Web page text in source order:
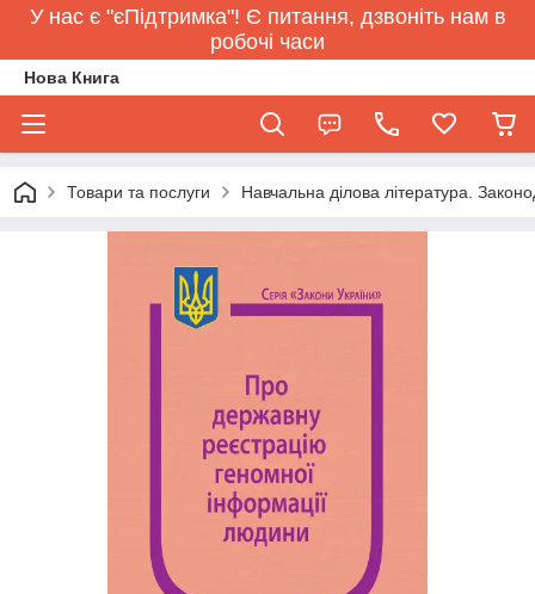
У нас є "єПідтримка"! Є питання, дзвоніть нам в
робочі часи
Нова Книга
Товари та послуги Навчальна ділова література.